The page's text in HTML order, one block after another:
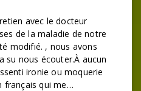
avec le docteur
de la maladie de notre
modifié. , nous avons
su nous écouter.À aucun
ironie ou moquerie
français qui me…